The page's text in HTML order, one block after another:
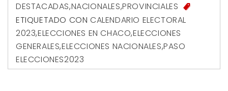
DESTACADAS,NACIONALES,PROVINCIALES
ETIQUETADO CON CALENDARIO ELECTORAL
2023,ELECCIONES EN CHACO,ELECCIONES
GENERALES,ELECCIONES NACIONALES,PASO
ELECCIONES2023